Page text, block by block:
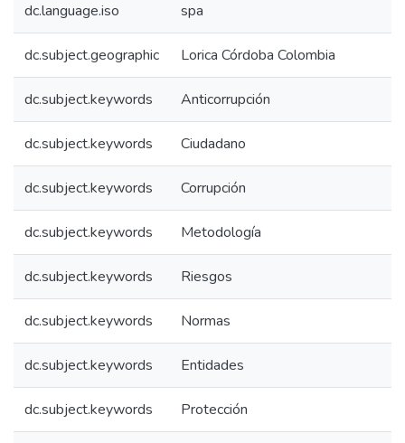
dc.language.iso spa
dc.subject.geographic Lorica Córdoba Colombia
dc.subject.keywords Anticorrupción
dc.subject.keywords Ciudadano
dc.subject.keywords Corrupción
dc.subject.keywords Metodología
dc.subject.keywords Riesgos
dc.subject.keywords Normas
dc.subject.keywords Entidades
dc.subject.keywords Protección